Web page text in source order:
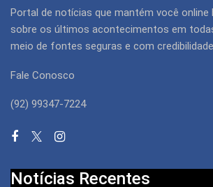
Portal de notícias que mantém você
sobre os últimos acontecimentos em
meio de fontes seguras e com credibilidade
Fale Conosco
(92) 99347-7224
Notícias Recentes